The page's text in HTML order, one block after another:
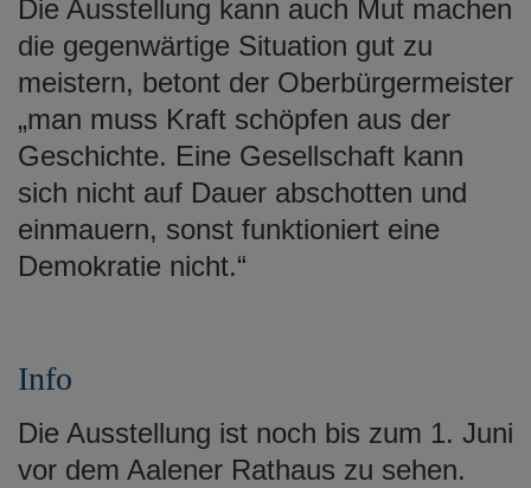
Die Ausstellung kann auch Mut machen
die gegenwärtige Situation gut zu
meistern, betont der Oberbürgermeister
„man muss Kraft schöpfen aus der
Geschichte. Eine Gesellschaft kann
sich nicht auf Dauer abschotten und
einmauern, sonst funktioniert eine
Demokratie nicht.“
Info
Die Ausstellung ist noch bis zum 1. Juni
vor dem Aalener Rathaus zu sehen.